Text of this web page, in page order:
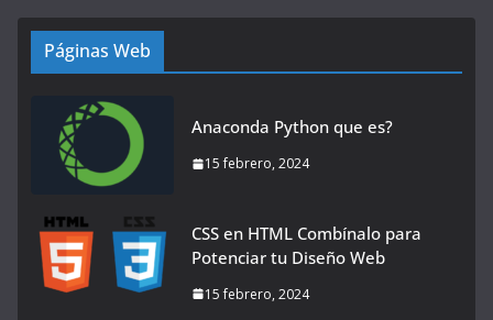
Páginas Web
Anaconda Python que es?
15 febrero, 2024
CSS en HTML Combínalo para
Potenciar tu Diseño Web
15 febrero, 2024